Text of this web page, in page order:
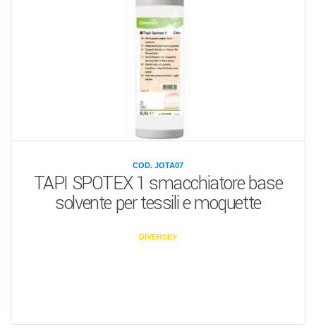
COD. JOTA07
TAPI SPOTEX 1 smacchiatore base
solvente per tessili e moquette
DIVERSEY